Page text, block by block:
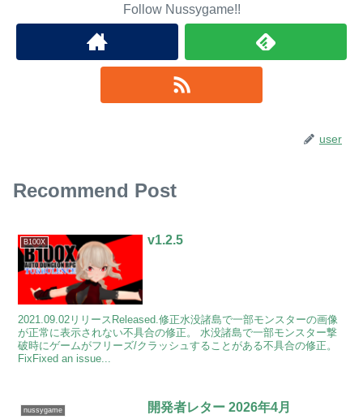
Follow Nussygame!!
user
Recommend Post
B100X v1.2.5
2021.09.02リリースReleased.修正水没諸島で一部モンスターの画像
が正常に表示されない不具合の修正。 水没諸島で一部モンスター撃
破時にゲームがフリーズ/クラッシュすることがある不具合の修正。
FixFixed an issue...
nussygame 開発者レター 2026年4月